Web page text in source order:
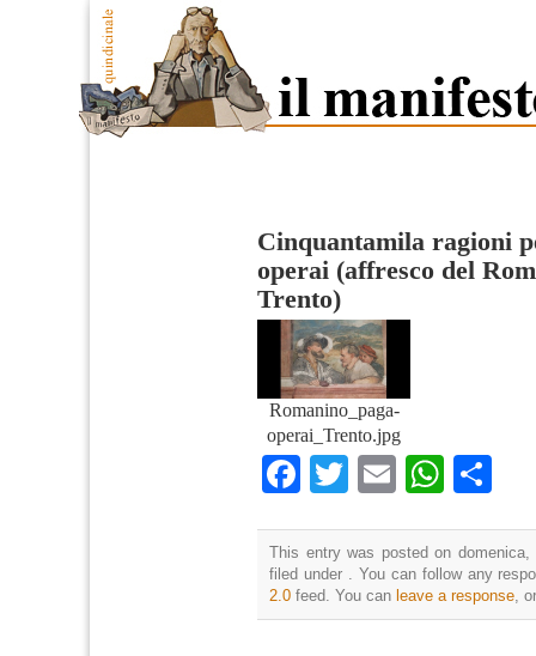
Cinquantamila ragioni
operai (affresco del
Trento)
Romanino_paga-
operai_Trento.jpg
Facebook
TwitterEmail
This entry was posted on
filed under . You can follow any
2.0 feed. You can leave a response,